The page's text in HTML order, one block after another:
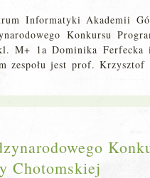
Informatyki Akademii
Konkursu
M+ 1a Dominika Ferfecka
jest prof. Krzysztof
Chotomskiej